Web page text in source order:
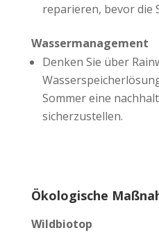
reparieren, bevor die
Wassermanagement
Denken Sie über
Sommer eine
sicherzustellen.
Ökologische
Wildbiotop